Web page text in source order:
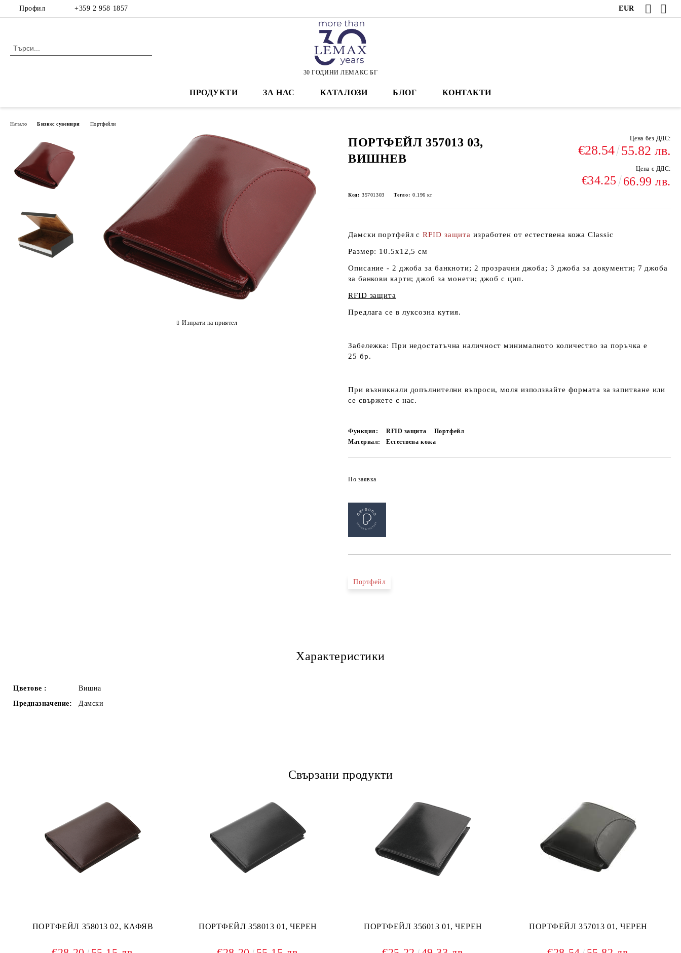
Профил +359 2 958 1857 EUR
30 ГОДИНИ ЛЕМАКС БГ
ПРОДУКТИ ЗА НАС КАТАЛОЗИ БЛОГ КОНТАКТИ
Начало Бизнес сувенири Портфейли
ПОРТФЕЙЛ 357013 03,
ВИШНЕВ
Цена без ДДС:
€28.54 55.82 лв.
Цена с ДДС:
€34.25 66.99 лв.
Код: 35701303 Тегло: 0.196 кг
Дамски портфейл сRFID защита изработен от естествена кожа Classic
Размер: 10.5х12,5 см
Описание - 2 джоба за банкноти; 2 прозрачни джоба; 3 джоба за документи; 7 джоба
за банкови карти; джоб за монети; джоб с цип.
RFID защита
Предлага се в луксозна кутия.
Забележка: При недостатъчна наличност минималното количество за поръчка е
25 бр.
При възникнали допълнителни въпроси, моля използвайте формата за запитване или
се свържете с нас.
Функция: RFID защита
Портфейл
Материал:
Естествена кожа
По заявка
Портфейл
Изпрати на приятел
Характеристики
Цветове :
Вишна
Предназначение:
Дамски
Свързани продукти
ПОРТФЕЙЛ 358013 02, КАФЯВ ПОРТФЕЙЛ 358013 01, ЧЕРЕН ПОРТФЕЙЛ 356013 01, ЧЕРЕН ПОРТФЕЙЛ 357013 01, ЧЕРЕН